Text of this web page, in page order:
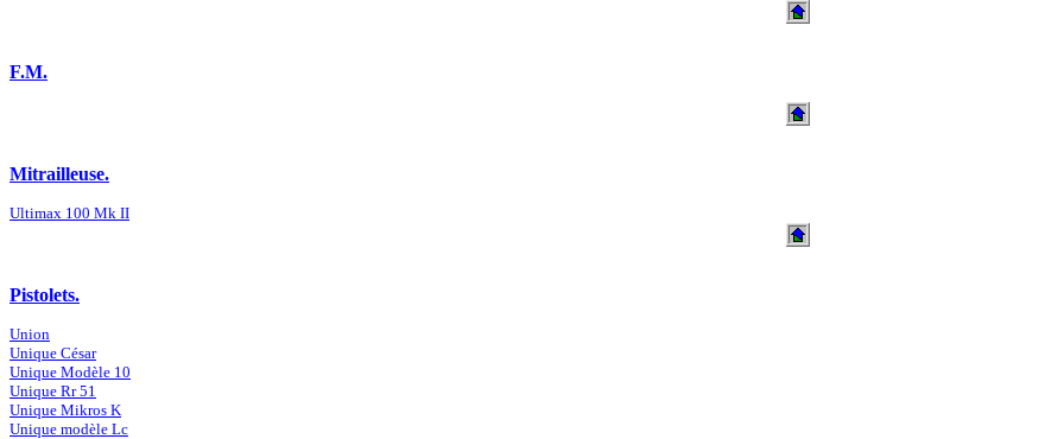
F.M.
Mitrailleuse.
Ultimax 100 Mk II
Pistolets.
Union
Unique César
Unique Modèle 10
Unique Rr 51
Unique Mikros K
Unique modèle Lc